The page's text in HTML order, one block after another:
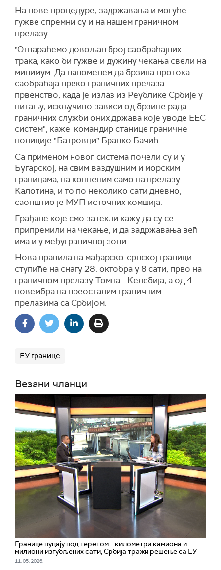
На нове процедуре, задржавања и могуће
гужве спремни су и на нашем граничном
прелазу.
"Отвараћемо довољан број саобраћајних
трака, како би гужве и дужину чекања свели на
минимум. Да напоменем да брзина протока
саобраћаја преко граничних прелаза
првенство, када је излаз из Реублике Србије у
питању, искључиво зависи од брзине рада
граничних служби оних држава које уводе ЕЕС
систем", каже командир станице граничне
полиције "Батровци" Бранко Бачић.
Са применом новог система почели су и у
Бугарској, на свим ваздушним и морским
границама, на копненим само на прелазу
Калотина, и то по неколико сати дневно,
саопштио је МУП источних комшија.
Грађане које смо затекли кажу да су се
припремили на чекање, и да задржавања већ
има и у међуграничној зони.
Нова правила на мађарско-српској граници
ступиће на снагу 28. октобра у 8 сати, прво на
граничном прелазу Томпа - Келебија, а од 4.
новембра на преосталим граничним
прелазима са Србијом.
ЕУ границе
Везани чланци
Границе пуцају под теретом – километри камиона и
милиони изгубљених сати, Србија тражи решење са ЕУ
11. 05. 2026.